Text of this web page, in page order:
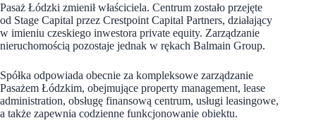
Pasaż Łódzki zmienił właściciela. Centrum zostało przejęte
od Stage Capital przez Crestpoint Capital Partners, działający
w imieniu czeskiego inwestora private equity. Zarządzanie
nieruchomością pozostaje jednak w rękach Balmain Group.
Spółka odpowiada obecnie za kompleksowe zarządzanie
Pasażem Łódzkim, obejmujące property management, lease
administration, obsługę finansową centrum, usługi leasingowe,
a także zapewnia codzienne funkcjonowanie obiektu.